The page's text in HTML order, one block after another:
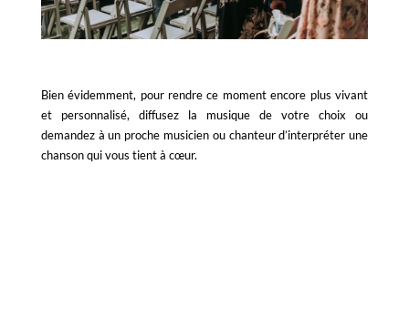
Bien évidemment, pour rendre ce moment encore plus vivant
et personnalisé, diffusez la musique de votre choix ou
demandez à un proche musicien ou chanteur d’interpréter une
chanson qui vous tient à cœur.